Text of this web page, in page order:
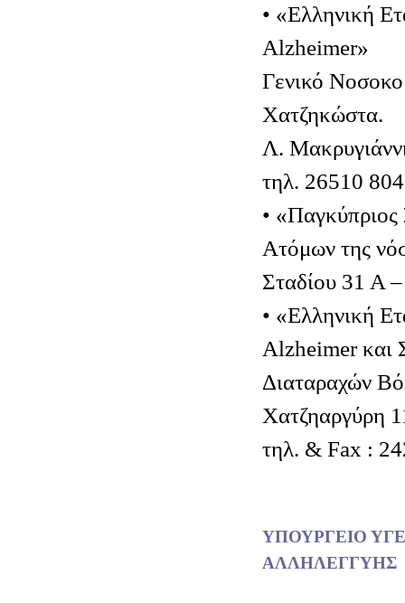
• «Ελληνική
Alzheimer»
Γενικό
Χατζηκώστα.
Λ.
τηλ. 26510
• «Παγκύπριος
Ατόμων της
Σταδίου 31 Α
• «Ελληνική
Alzheimer και
Διαταραχών
Χατζηαργύρη
τηλ. & Fax :
ΥΠΟΥΡΓΕΙΟ
ΑΛΛΗΛΕΓΓΥΗΣ